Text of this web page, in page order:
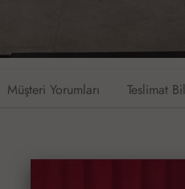
Müşteri Yorumları Teslimat